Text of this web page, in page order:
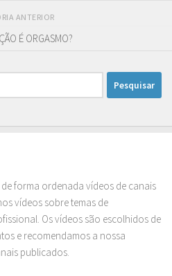
ANTERIOR
É ORGASMO?
forma ordenada vídeos de canais
vídeos sobre temas de
Os vídeos são escolhidos de
e recomendamos a nossa
publicados.